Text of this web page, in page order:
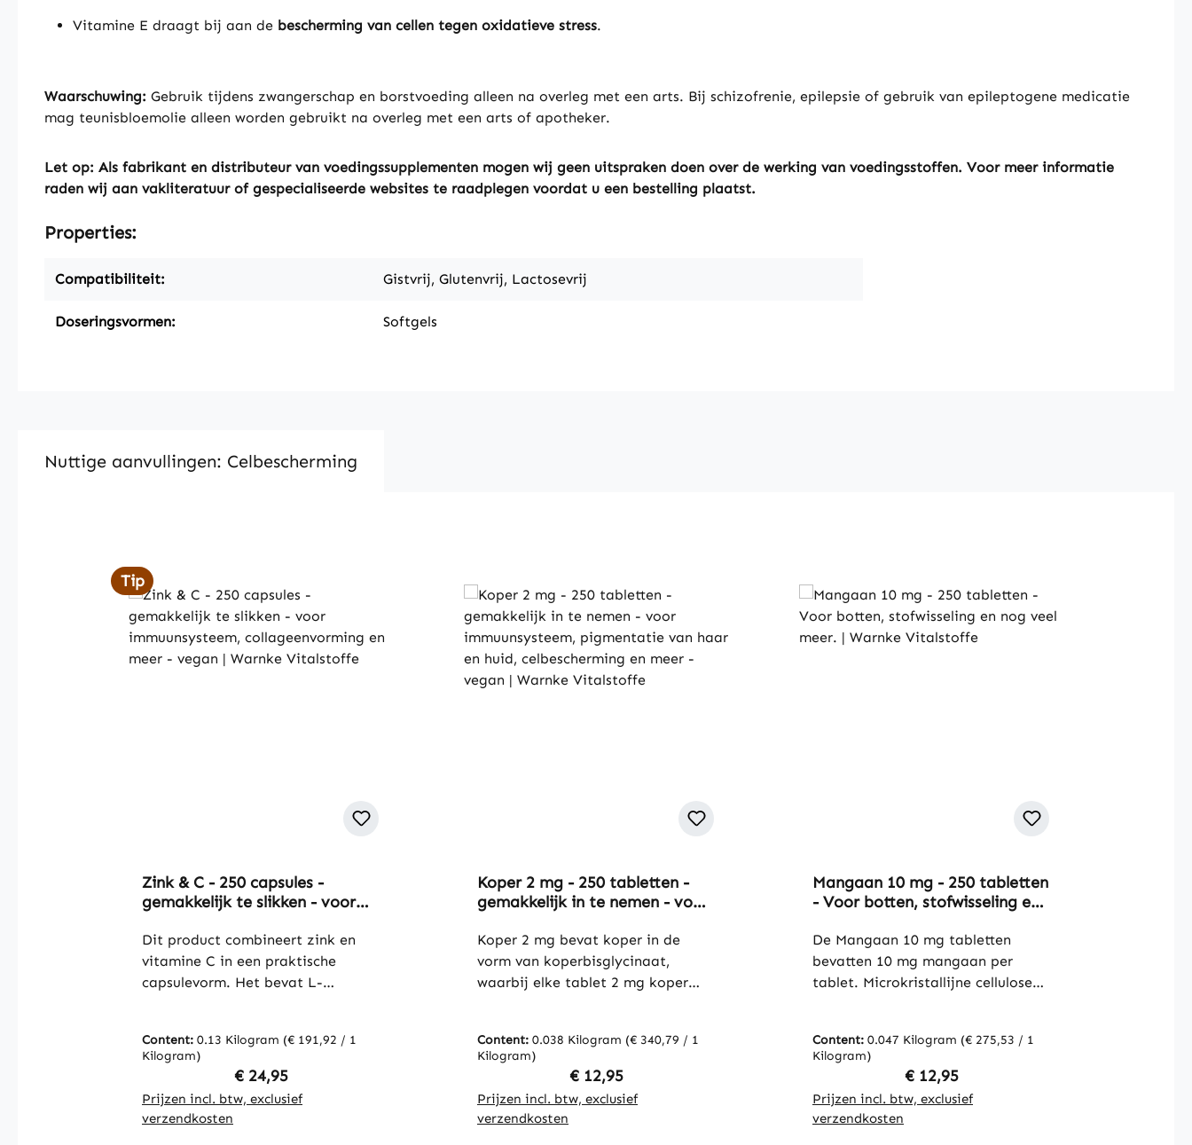
Vitamine E draagt bij aan de bescherming van cellen tegen oxidatieve stress.
Waarschuwing: Gebruik tijdens zwangerschap en borstvoeding alleen na overleg met een arts. Bij schizofrenie, epilepsie of gebruik van epileptogene medicatie
mag teunisbloemolie alleen worden gebruikt na overleg met een arts of apotheker.
Let op: Als fabrikant en distributeur van voedingssupplementen mogen wij geen uitspraken doen over de werking van voedingsstoffen. Voor meer informatie
raden wij aan vakliteratuur of gespecialiseerde websites te raadplegen voordat u een bestelling plaatst.
Properties:
Compatibiliteit: Gistvrij, Glutenvrij, Lactosevrij
Doseringsvormen: Softgels
Nuttige aanvullingen: Celbescherming
Tip
Zink & C - 250 capsules -
gemakkelijk te slikken - voor
collageenvorming en meer -
vegan | Warnke Vitalstoffe
Dit product combineert zink en
vitamine C in een praktische
capsulevorm. Het bevat L-
samengesteld met microkristallijne
cellulose als vulstof. Daarnaast
bevat het L-leucine en
katoenzaadolie. De
Content: 0.13 Kilogram (€ 191,92 / 1
Kilogram)
Regular price:
€ 24,95
Prijzen incl. btw, exclusief
verzendkosten
Koper 2 mg - 250 tabletten -
gemakkelijk in te nemen - voor
van haar en huid,
celbescherming en meer -
vegan | Warnke Vitalstoffe
Koper 2 mg bevat koper in de
vorm van koperbisglycinaat,
waarbij elke tablet 2 mg koper
langdurige voorraad. Koper is een
essentieel sporenelement dat in
veel voedingsmiddelen voorkomt.
De tabletten zijn praktisch en
Content: 0.038 Kilogram (€ 340,79 / 1
Kilogram)
Regular price:
€ 12,95
Prijzen incl. btw, exclusief
verzendkosten
Mangaan 10 mg - 250 tabletten
- Voor botten, stofwisseling en
Vitalstoffe
De Mangaan 10 mg tabletten
bevatten 10 mg mangaan per
tablet. Microkristallijne cellulose
manier om mangaan gericht in de
dagelijkse voeding te integreren.
De verpakking bevat 250
tabletten, die eenvoudig te
Content: 0.047 Kilogram (€ 275,53 / 1
Kilogram)
Regular price:
€ 12,95
Prijzen incl. btw, exclusief
verzendkosten